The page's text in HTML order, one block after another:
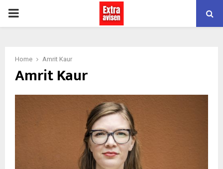
PRIMARY
Home Amrit Kaur
Amrit Kaur